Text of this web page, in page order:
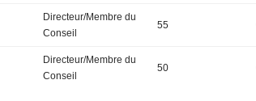
Directeur/Membre du
Conseil
55
Directeur/Membre du
Conseil
50